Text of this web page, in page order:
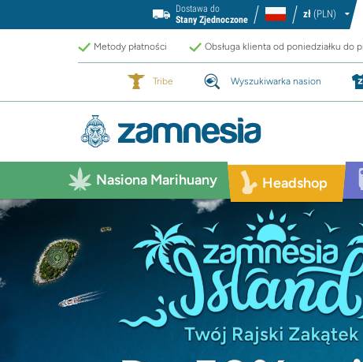
Dostawa do
Stany Zjednoczone
zł (PLN)
Metody płatności Obsługa klienta od poniedziałku do
Tribe Wyszukiwarka nasion
Nasiona Marihuany Headshop